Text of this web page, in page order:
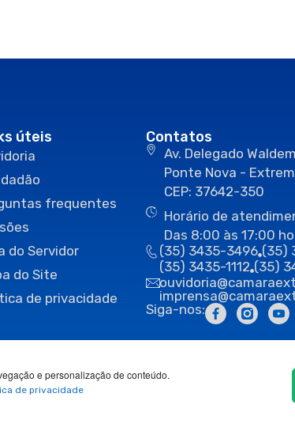
e personalização de conteúdo.
de privacidade
úteis
frequentes
do Servidor
do Site
de privacidade
Contatos
Av. Delegado
Ponte Nova -
CEP: 37642-350
Horário de
Das 8:00 às 17:00
(35) 3435-3496 (35)
(35) 3435-1112 (35)
Siga-nos: